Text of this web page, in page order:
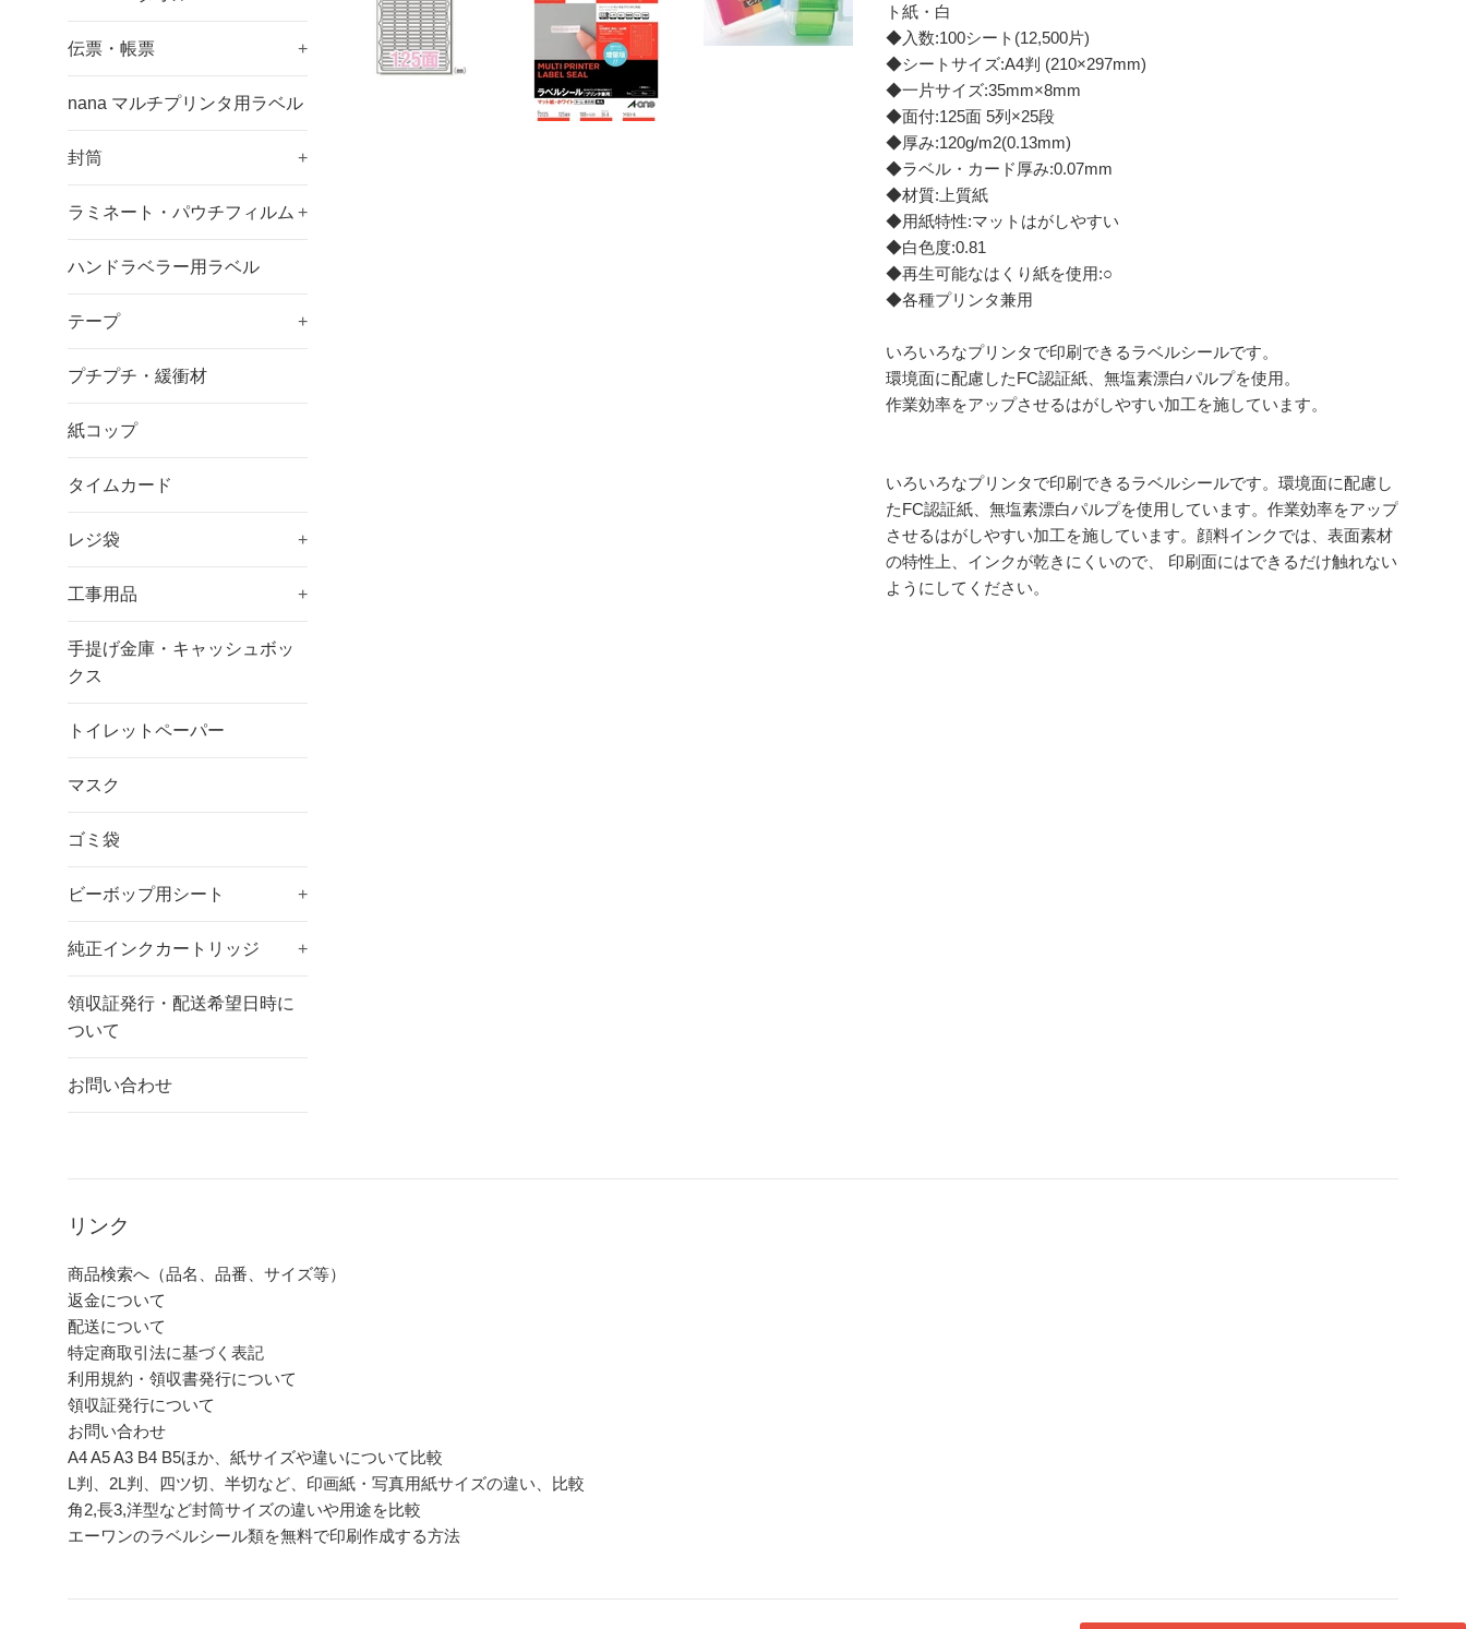
伝票・帳票 +
nana マルチプリンタ用ラベル
封筒 +
ラミネート・パウチフィルム +
ハンドラベラー用ラベル
テープ +
プチプチ・緩衝材
紙コップ
タイムカード
レジ袋 +
工事用品 +
手提げ金庫・キャッシュボッ
クス
トイレットペーパー
マスク
ゴミ袋
ビーボップ用シート +
純正インクカートリッジ +
領収証発行・配送希望日時に
ついて
お問い合わせ
ト紙・白
◆入数:100シート(12,500片)
◆シートサイズ:A4判 (210×297mm)
◆一片サイズ:35mm×8mm
◆面付:125面 5列×25段
◆厚み:120g/m2(0.13mm)
◆ラベル・カード厚み:0.07mm
◆材質:上質紙
◆用紙特性:マットはがしやすい
◆白色度:0.81
◆再生可能なはくり紙を使用:○
◆各種プリンタ兼用
いろいろなプリンタで印刷できるラベルシールです。
環境面に配慮したFC認証紙、無塩素漂白パルプを使用。
作業効率をアップさせるはがしやすい加工を施しています。
いろいろなプリンタで印刷できるラベルシールです。環境面に配慮し
たFC認証紙、無塩素漂白パルプを使用しています。作業効率をアップ
させるはがしやすい加工を施しています。顔料インクでは、表面素材
の特性上、インクが乾きにくいので、 印刷面にはできるだけ触れない
ようにしてください。
リンク
商品検索へ（品名、品番、サイズ等）
返金について
配送について
特定商取引法に基づく表記
利用規約・領収書発行について
領収証発行について
お問い合わせ
A4 A5 A3 B4 B5ほか、紙サイズや違いについて比較
L判、2L判、四ツ切、半切など、印画紙・写真用紙サイズの違い、比較
角2,長3,洋型など封筒サイズの違いや用途を比較
エーワンのラベルシール類を無料で印刷作成する方法